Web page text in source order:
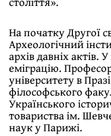
На початку Другої
Археологічний
архів давніх актів.
еміграцію.
університету в
філософського
Українського
товариства ім.
наук у Парижі.